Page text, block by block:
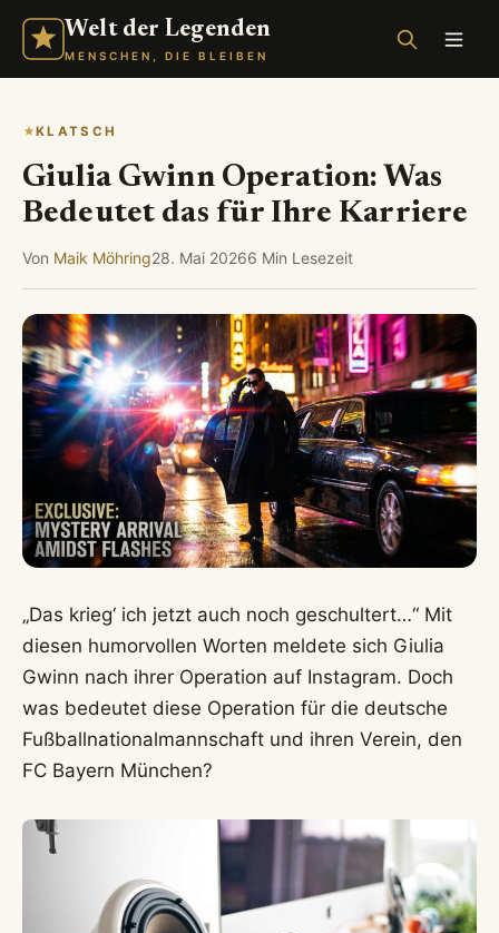
Welt der Legenden
MENSCHEN, DIE BLEIBEN
KLATSCH
Giulia Gwinn Operation: Was
Bedeutet das für Ihre Karriere
Von Maik Möhring28. Mai 20266 Min Lesezeit
„Das krieg‘ ich jetzt auch noch geschultert…“ Mit
diesen humorvollen Worten meldete sich Giulia
Gwinn nach ihrer Operation auf Instagram. Doch
was bedeutet diese Operation für die deutsche
Fußballnationalmannschaft und ihren Verein, den
FC Bayern München?